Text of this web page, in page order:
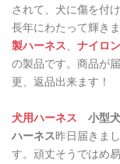
されて、犬に傷を付
長年にわたって輝きま
製ハーネス
ナイロ
の製品です。商品が
更、返品出来ます！
犬用ハーネス 小型犬
ハーネス昨日届きま
す。頑丈そうではめ